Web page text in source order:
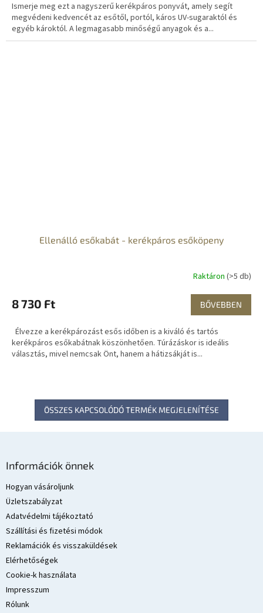
Ismerje meg ezt a nagyszerű kerékpáros ponyvát, amely segít
megvédeni kedvencét az esőtől, portól, káros UV-sugaraktól és
egyéb károktól. A legmagasabb minőségű anyagok és a...
Ellenálló esőkabát - kerékpáros esőköpeny
Raktáron (>5 db)
8 730 Ft BŐVEBBEN
Élvezze a kerékpározást esős időben is a kiváló és tartós
kerékpáros esőkabátnak köszönhetően. Túrázáskor is ideális
választás, mivel nemcsak Önt, hanem a hátizsákját is...
ÖSSZES KAPCSOLÓDÓ TERMÉK MEGJELENÍTÉSE
Információk önnek
Hogyan vásároljunk
Üzletszabályzat
Adatvédelmi tájékoztató
Szállítási és fizetési módok
Reklamációk és visszaküldések
Elérhetőségek
Cookie-k használata
Impresszum
Rólunk